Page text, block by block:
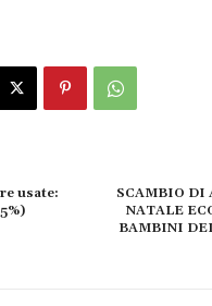
usate:
SCAMBIO DI
NATALE
BAMBINI